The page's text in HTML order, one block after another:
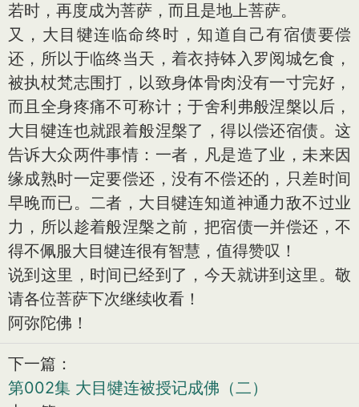
若时，再度成为菩萨，而且是地上菩萨。
又，大目犍连临命终时，知道自己有宿债要偿
还，所以于临终当天，着衣持钵入罗阅城乞食，
被执杖梵志围打，以致身体骨肉没有一寸完好，
而且全身疼痛不可称计；于舍利弗般涅槃以后，
大目犍连也就跟着般涅槃了，得以偿还宿债。这
告诉大众两件事情：一者，凡是造了业，未来因
缘成熟时一定要偿还，没有不偿还的，只差时间
早晚而已。二者，大目犍连知道神通力敌不过业
力，所以趁着般涅槃之前，把宿债一并偿还，不
得不佩服大目犍连很有智慧，值得赞叹！
说到这里，时间已经到了，今天就讲到这里。敬
请各位菩萨下次继续收看！
阿弥陀佛！
下一篇：
第002集 大目犍连被授记成佛（二）